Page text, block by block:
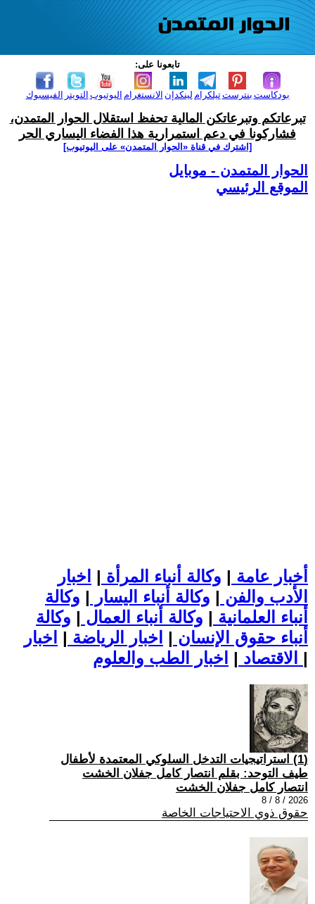
تابعونا على:
الفيسبوك التويتر اليوتيوب الانستغرام لينكدإن تيلكرامبنترست بودكاست
تبرعاتكم وتبرعاتكن المالية تحفظ استقلال الحوار المتمدن،
فشاركونا في دعم استمرارية هذا الفضاء اليساري الحر
[اشترك في قناة ‫«الحوار المتمدن» على اليوتيوب]
الحوار المتمدن - موبايل
الموقع الرئيسي
أخبار عامة | وكالة أنباء المرأة | اخبار
الأدب والفن | وكالة أنباء اليسار | وكالة
أنباء العلمانية | وكالة أنباء العمال | وكالة
أنباء حقوق الإنسان | اخبار الرياضة | اخبار
الاقتصاد | |
(1) استراتيجيات التدخل السلوكي المعتمدة لأطفال
طيف التوحد: بقلم انتصار كامل جفلان الخشت
انتصار كامل جفلان الخشت
2026 / 8 / 8
حقوق ذوي الاحتياجات الخاصة